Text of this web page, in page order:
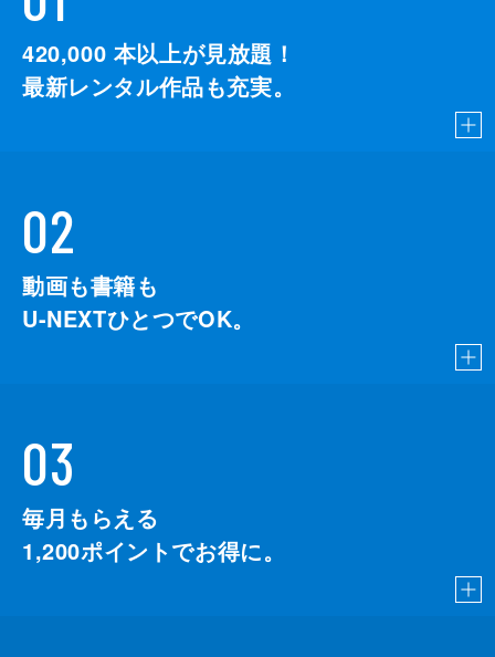
420,000 本以上が見放題！
最新レンタル作品も充実。
02
動画も書籍も
U-NEXTひとつでOK。
03
毎月もらえる
1,200ポイントでお得に。